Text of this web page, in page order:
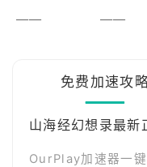
—— ——
免费加速攻
山海经幻想录最新
OurPlay加速器一